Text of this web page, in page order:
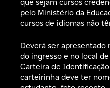
pelo Ministério da
cursos de idiomas não
Deverá ser
do ingresso e no local
Carteira de
carteirinha deve ter